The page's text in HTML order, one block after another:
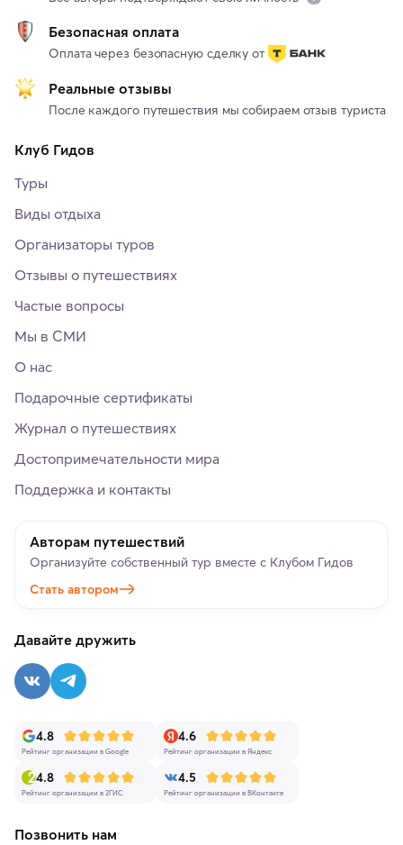
Безопасная оплата
Оплата через безопасную сделку от
Реальные отзывы
После каждого путешествия мы собираем отзыв туриста
Клуб Гидов
Туры
Виды отдыха
Организаторы туров
Отзывы о путешествиях
Частые вопросы
Мы в СМИ
О нас
Подарочные сертификаты
Журнал о путешествиях
Достопримечательности мира
Поддержка и контакты
Авторам путешествий
Организуйте собственный тур вместе с Клубом Гидов
Стать автором
Давайте дружить
4.8
Рейтинг организации в Google
4.6
Рейтинг организации в Яндекс
4.8
Рейтинг организации в 2ГИС
4.5
Рейтинг организации в ВКонтакте
Позвонить нам